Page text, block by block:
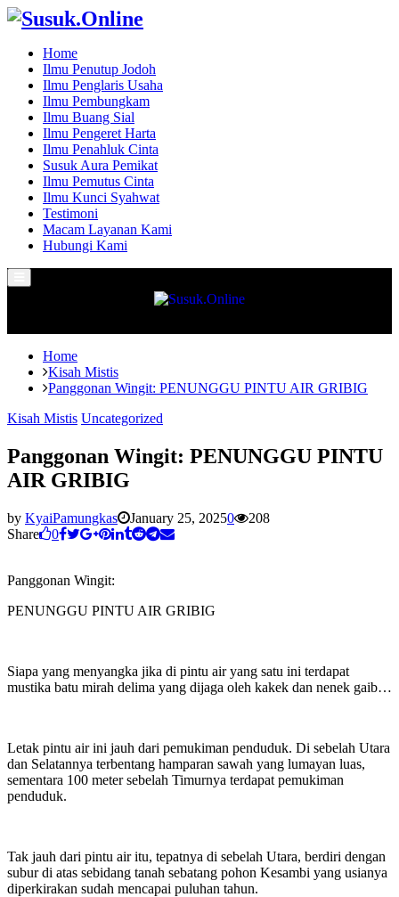
Home
Ilmu Penutup Jodoh
Ilmu Penglaris Usaha
Ilmu Pembungkam
Ilmu Buang Sial
Ilmu Pengeret Harta
Ilmu Penahluk Cinta
Susuk Aura Pemikat
Ilmu Pemutus Cinta
Ilmu Kunci Syahwat
Testimoni
Macam Layanan Kami
Hubungi Kami
Menu
Home
Kisah Mistis
Panggonan Wingit: PENUNGGU PINTU AIR GRIBIG
Kisah Mistis Uncategorized
Panggonan Wingit: PENUNGGU PINTU
AIR GRIBIG
by KyaiPamungkas January 25, 20250
208
Share
0
Panggonan Wingit:
PENUNGGU PINTU AIR GRIBIG
Siapa yang menyangka jika di pintu air yang satu ini terdapat
mustika batu mirah delima yang dijaga oleh kakek dan nenek gaib…
Letak pintu air ini jauh dari pemukiman penduduk. Di sebelah Utara
dan Selatannya terbentang hamparan sawah yang lumayan luas,
sementara 100 meter sebelah Timurnya terdapat pemukiman
penduduk.
Tak jauh dari pintu air itu, tepatnya di sebelah Utara, berdiri dengan
subur di atas sebidang tanah sebatang pohon Kesambi yang usianya
diperkirakan sudah mencapai puluhan tahun.